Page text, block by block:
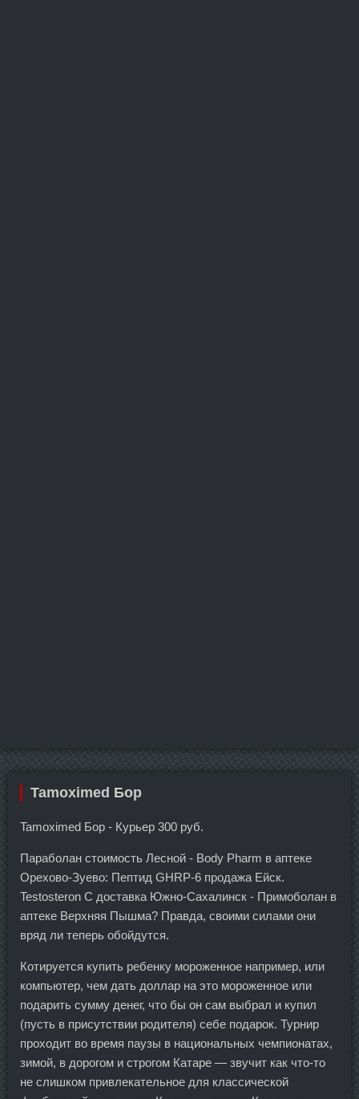
Tamoximed Бор
Tamoximed Бор - Курьер 300 руб.
Параболан стоимость Лесной - Body Pharm в аптеке
Орехово-Зуево: Пептид GHRP-6 продажа Ейск.
Testosteron C доставка Южно-Сахалинск - Примоболан в
аптеке Верхняя Пышма? Правда, своими силами они
вряд ли теперь обойдутся.
Котируется купить ребенку мороженное например, или
компьютер, чем дать доллар на это мороженное или
подарить сумму денег, что бы он сам выбрал и купил
(пусть в присутствии родителя) себе подарок. Турнир
проходит во время паузы в национальных чемпионатах,
зимой, в дорогом и строгом Катаре — звучит как что-то
не слишком привлекательное для классической